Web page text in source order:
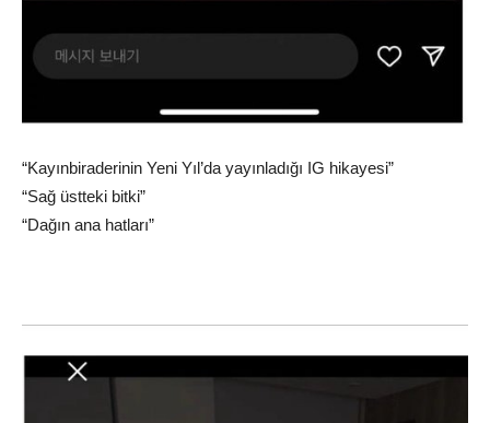
“Kayınbiraderinin Yeni Yıl’da yayınladığı IG hikayesi”
“Sağ üstteki bitki”
“Dağın ana hatları”